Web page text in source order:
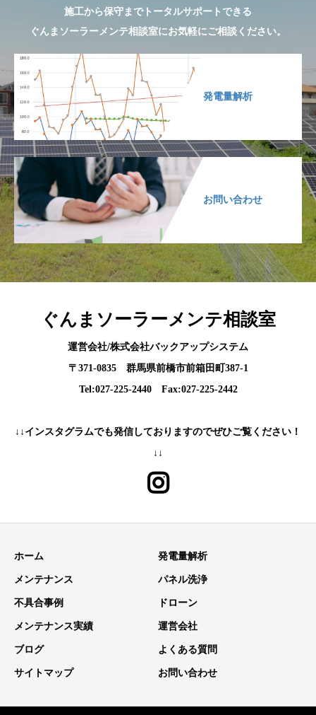
施工から保守までトータルサポートできる
ぐんまソーラーメンテ相談室にお気軽にご相談ください。
発電量解析
お問い合わせ
ぐんまソーラーメンテ相談室
運営会社/株式会社バックアップシステム
〒371-0835 群馬県前橋市前箱田町387-1
Tel:027-225-2440 Fax:027-225-2442
↓↓インスタグラムでも発信しておりますのでぜひご覧ください！
↓↓
ホーム 発電量解析
メンテナンス パネル洗浄
不具合事例 ドローン
メンテナンス実績 運営会社
ブログ よくある質問
サイトマップ お問い合わせ